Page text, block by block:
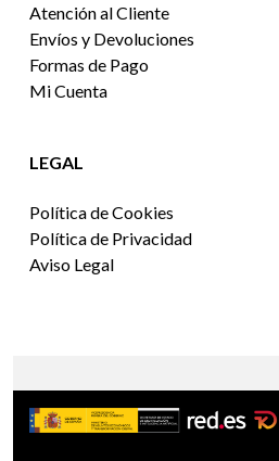
Atención al Cliente
Envíos y Devoluciones
Formas de Pago
Mi Cuenta
LEGAL
Política de Cookies
Política de Privacidad
Aviso Legal